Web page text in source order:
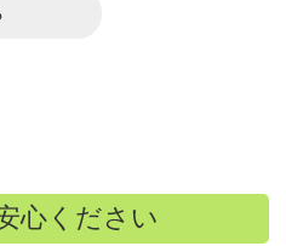
心ください